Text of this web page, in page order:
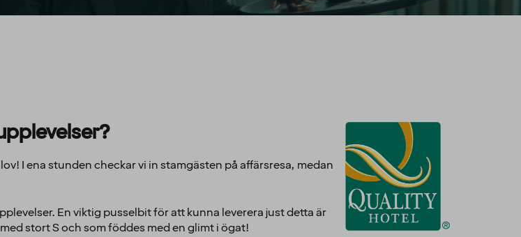
I ena stunden checkar vi in stamgästen på affärsresa, medan
En viktig pusselbit för att kunna leverera just detta är
stort S och som föddes med en glimt i ögat!